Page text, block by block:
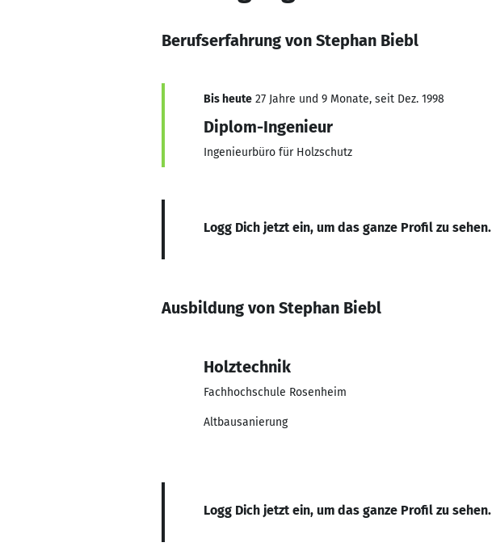
Berufserfahrung von Stephan Biebl
Bis heute 27 Jahre und 9 Monate, seit Dez. 1998
Diplom-Ingenieur
Ingenieurbüro für Holzschutz
Logg Dich jetzt ein, um das ganze Profil zu sehen.
Ausbildung von Stephan Biebl
Holztechnik
Fachhochschule Rosenheim
Altbausanierung
Logg Dich jetzt ein, um das ganze Profil zu sehen.